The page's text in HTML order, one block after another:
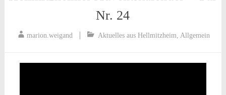
Nr. 24
marion.weigand Aktuelles aus Hellmitzheim,Allgemein